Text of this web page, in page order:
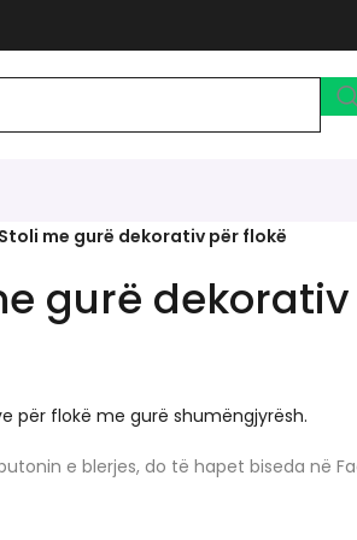
Stoli me gurë dekorativ për flokë
gurë
për flokë me gurë shumëngjyrësh.
e blerjes, do të hapet biseda në